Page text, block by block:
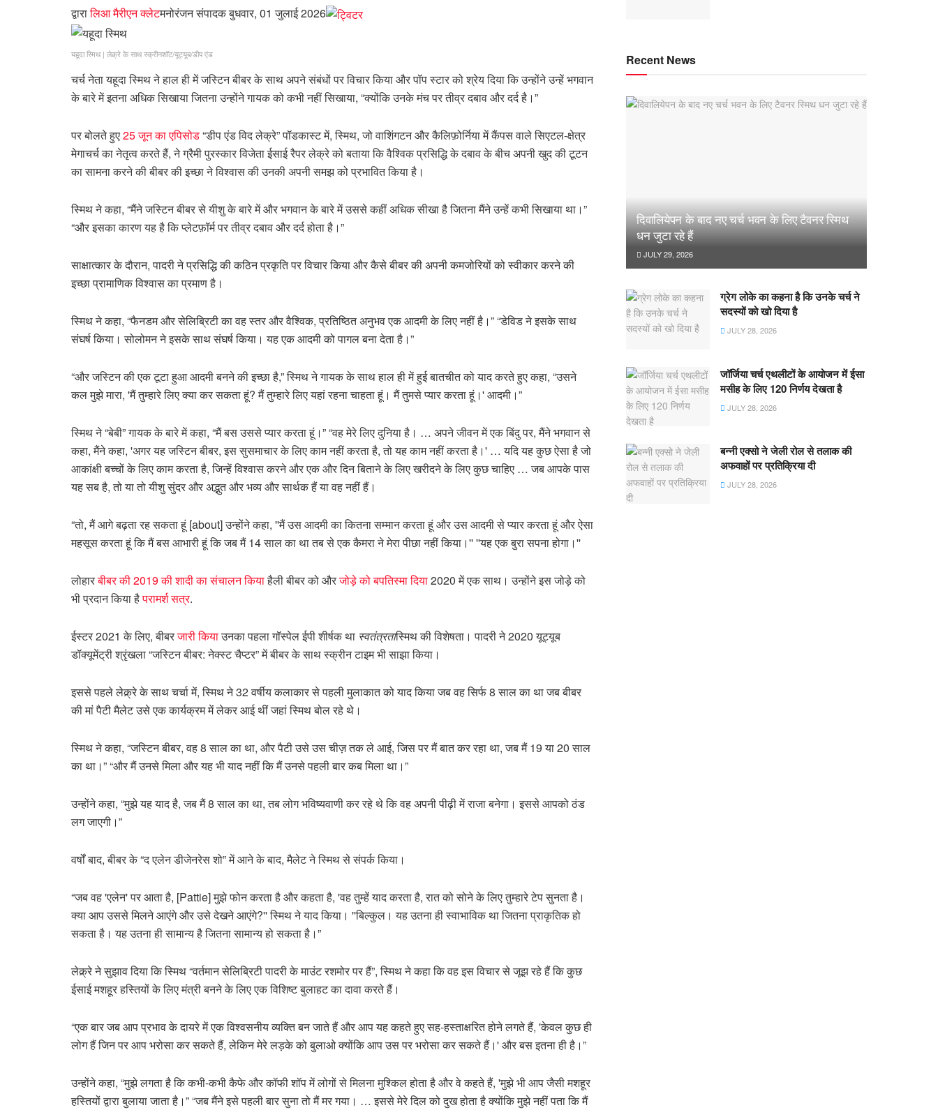
द्वारालिआ मैरीएन क्लेटमनोरंजन संपादकबुधवार, 01 जुलाई 2026
यहूदा स्मिथ| लेक्र्रे के साथ स्क्रीनशॉट/यूट्यूब/डीप एंड
चर्च नेता यहूदा स्मिथ ने हाल ही में जस्टिन बीबर के साथ अपने संबंधों पर विचार किया और पॉप स्टार को श्रेय दिया कि उन्होंने उन्हें भगवान
के बारे में इतना अधिक सिखाया जितना उन्होंने गायक को कभी नहीं सिखाया, “क्योंकि उनके मंच पर तीव्र दबाव और दर्द है।”
पर बोलते हुए25 जून का एपिसोड“डीप एंड विद लेक्रे” पॉडकास्ट में, स्मिथ, जो वाशिंगटन और कैलिफ़ोर्निया में कैंपस वाले सिएटल-क्षेत्र
मेगाचर्च का नेतृत्व करते हैं, ने ग्रैमी पुरस्कार विजेता ईसाई रैपर लेक्रे को बताया कि वैश्विक प्रसिद्धि के दबाव के बीच अपनी खुद की टूटन
का सामना करने की बीबर की इच्छा ने विश्वास की उनकी अपनी समझ को प्रभावित किया है।
स्मिथ ने कहा, “मैंने जस्टिन बीबर से यीशु के बारे में और भगवान के बारे में उससे कहीं अधिक सीखा है जितना मैंने उन्हें कभी सिखाया था।”
“और इसका कारण यह है कि प्लेटफ़ॉर्म पर तीव्र दबाव और दर्द होता है।”
साक्षात्कार के दौरान, पादरी ने प्रसिद्धि की कठिन प्रकृति पर विचार किया और कैसे बीबर की अपनी कमजोरियों को स्वीकार करने की
इच्छा प्रामाणिक विश्वास का प्रमाण है।
स्मिथ ने कहा, “फैनडम और सेलिब्रिटी का वह स्तर और वैश्विक, प्रतिष्ठित अनुभव एक आदमी के लिए नहीं है।” “डेविड ने इसके साथ
संघर्ष किया। सोलोमन ने इसके साथ संघर्ष किया। यह एक आदमी को पागल बना देता है।”
“और जस्टिन की एक टूटा हुआ आदमी बनने की इच्छा है,” स्मिथ ने गायक के साथ हाल ही में हुई बातचीत को याद करते हुए कहा, “उसने
कल मुझे मारा, 'मैं तुम्हारे लिए क्या कर सकता हूं? मैं तुम्हारे लिए यहां रहना चाहता हूं। मैं तुमसे प्यार करता हूं।' आदमी।”
स्मिथ ने “बेबी” गायक के बारे में कहा, “मैं बस उससे प्यार करता हूं।” “वह मेरे लिए दुनिया है। … अपने जीवन में एक बिंदु पर, मैंने भगवान से
कहा, मैंने कहा, 'अगर यह जस्टिन बीबर, इस सुसमाचार के लिए काम नहीं करता है, तो यह काम नहीं करता है।' … यदि यह कुछ ऐसा है जो
आकांक्षी बच्चों के लिए काम करता है, जिन्हें विश्वास करने और एक और दिन बिताने के लिए खरीदने के लिए कुछ चाहिए … जब आपके पास
यह सब है, तो या तो यीशु सुंदर और अद्भुत और भव्य और सार्थक हैं या वह नहीं हैं।
“तो, मैं आगे बढ़ता रह सकता हूं [about] उन्होंने कहा, ''मैं उस आदमी का कितना सम्मान करता हूं और उस आदमी से प्यार करता हूं और ऐसा
महसूस करता हूं कि मैं बस आभारी हूं कि जब मैं 14 साल का था तब से एक कैमरा ने मेरा पीछा नहीं किया।'' ''यह एक बुरा सपना होगा।''
लोहारबीबर की 2019 की शादी का संचालन कियाहैली बीबर को औरजोड़े को बपतिस्मा दिया2020 में एक साथ। उन्होंने इस जोड़े को
भी प्रदान किया हैपरामर्श सत्र.
ईस्टर 2021 के लिए, बीबरजारी कियाउनका पहला गॉस्पेल ईपी शीर्षक था स्वतंत्रतास्मिथ की विशेषता। पादरी ने 2020 यूट्यूब
डॉक्यूमेंट्री श्रृंखला “जस्टिन बीबर: नेक्स्ट चैप्टर” में बीबर के साथ स्क्रीन टाइम भी साझा किया।
इससे पहले लेक्र्रे के साथ चर्चा में, स्मिथ ने 32 वर्षीय कलाकार से पहली मुलाकात को याद किया जब वह सिर्फ 8 साल का था जब बीबर
की मां पैटी मैलेट उसे एक कार्यक्रम में लेकर आई थीं जहां स्मिथ बोल रहे थे।
स्मिथ ने कहा, “जस्टिन बीबर, वह 8 साल का था, और पैटी उसे उस चीज़ तक ले आई, जिस पर मैं बात कर रहा था, जब मैं 19 या 20 साल
का था।” “और मैं उनसे मिला और यह भी याद नहीं कि मैं उनसे पहली बार कब मिला था।”
उन्होंने कहा, “मुझे यह याद है, जब मैं 8 साल का था, तब लोग भविष्यवाणी कर रहे थे कि वह अपनी पीढ़ी में राजा बनेगा। इससे आपको ठंड
लग जाएगी।”
वर्षों बाद, बीबर के “द एलेन डीजेनरेस शो” में आने के बाद, मैलेट ने स्मिथ से संपर्क किया।
“जब वह 'एलेन' पर आता है, [Pattie] मुझे फोन करता है और कहता है, 'वह तुम्हें याद करता है, रात को सोने के लिए तुम्हारे टेप सुनता है।
क्या आप उससे मिलने आएंगे और उसे देखने आएंगे?'' स्मिथ ने याद किया। ''बिल्कुल। यह उतना ही स्वाभाविक था जितना प्राकृतिक हो
सकता है। यह उतना ही सामान्य है जितना सामान्य हो सकता है।”
लेक्र्रे ने सुझाव दिया कि स्मिथ “वर्तमान सेलिब्रिटी पादरी के माउंट रशमोर पर हैं”, स्मिथ ने कहा कि वह इस विचार से जूझ रहे हैं कि कुछ
ईसाई मशहूर हस्तियों के लिए मंत्री बनने के लिए एक विशिष्ट बुलाहट का दावा करते हैं।
“एक बार जब आप प्रभाव के दायरे में एक विश्वसनीय व्यक्ति बन जाते हैं और आप यह कहते हुए सह-हस्ताक्षरित होने लगते हैं, 'केवल कुछ ही
लोग हैं जिन पर आप भरोसा कर सकते हैं, लेकिन मेरे लड़के को बुलाओ क्योंकि आप उस पर भरोसा कर सकते हैं।' और बस इतना ही है।”
उन्होंने कहा, “मुझे लगता है कि कभी-कभी कैफे और कॉफी शॉप में लोगों से मिलना मुश्किल होता है और वे कहते हैं, 'मुझे भी आप जैसी मशहूर
हस्तियों द्वारा बुलाया जाता है।” “जब मैंने इसे पहली बार सुना तो मैं मर गया। … इससे मेरे दिल को दुख होता है क्योंकि मुझे नहीं पता कि मैं
Recent News
दिवालियेपन के बाद नए चर्च भवन के लिए टैवनर स्मिथ
धन जुटा रहे हैं
JULY 29, 2026
ग्रेग लोके का कहना है कि उनके चर्च ने
सदस्यों को खो दिया है
JULY 28, 2026
जॉर्जिया चर्च एथलीटों के आयोजन में ईसा
मसीह के लिए 120 निर्णय देखता है
JULY 28, 2026
बन्नी एक्सो ने जेली रोल से तलाक की
अफवाहों पर प्रतिक्रिया दी
JULY 28, 2026